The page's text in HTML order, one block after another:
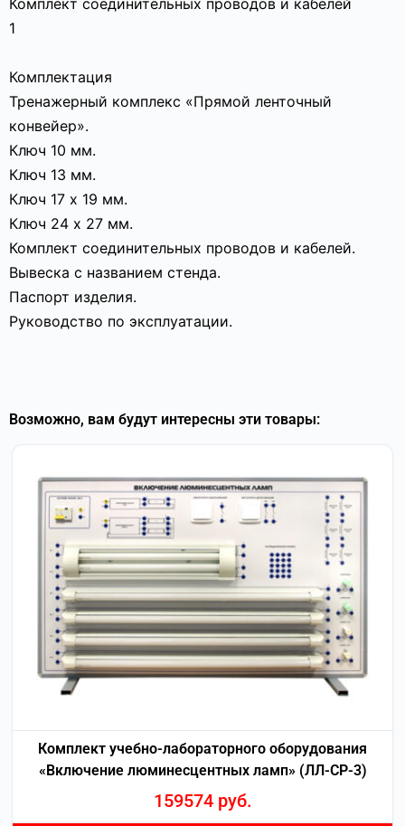
Комплект соединительных проводов и кабелей
1
Комплектация
Тренажерный комплекс «Прямой ленточный
конвейер».
Ключ 10 мм.
Ключ 13 мм.
Ключ 17 х 19 мм.
Ключ 24 х 27 мм.
Комплект соединительных проводов и кабелей.
Вывеска с названием стенда.
Паспорт изделия.
Руководство по эксплуатации.
Возможно, вам будут интересны эти товары:
Комплект учебно-лабораторного оборудования
«Включение люминесцентных ламп» (ЛЛ-СР-3)
159574 руб.